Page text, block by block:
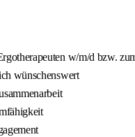
w/m/d bzw.
wünschenswert